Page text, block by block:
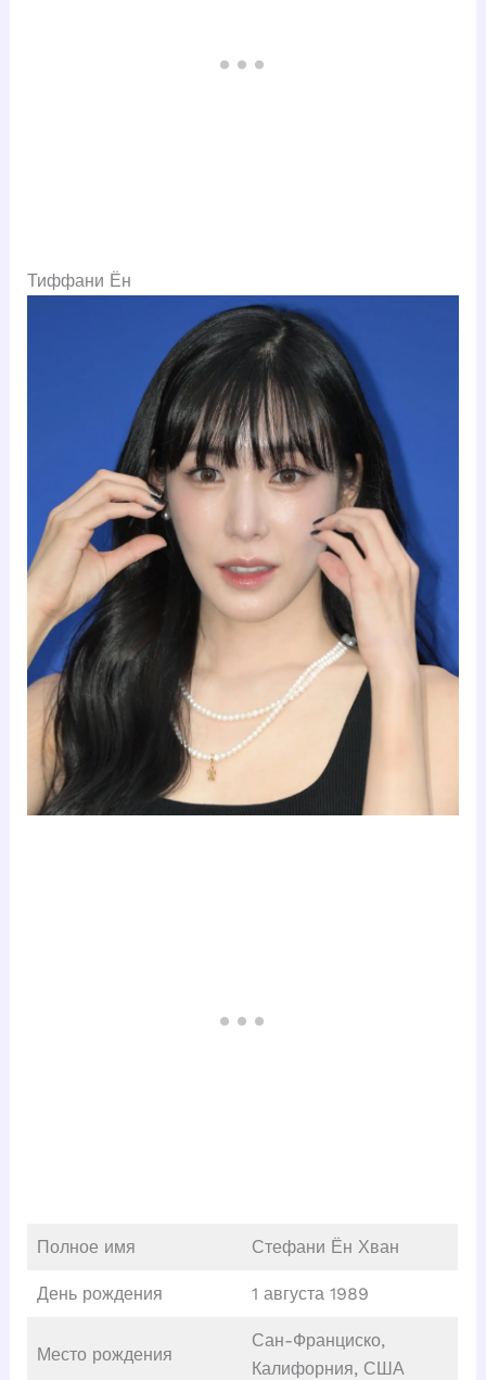
Тиффани Ён
Полное имя Стефани Ён Хван
День рождения 1 августа 1989
Место рождения
Сан-Франциско,
Калифорния, США